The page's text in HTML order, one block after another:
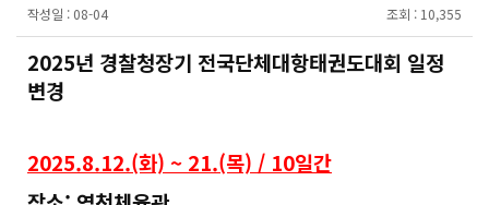
작성일 : 08-04 조회 : 10,355
2025년 경찰청장기 전국단체대항태권도대회 일정
변경
2025.8.12.(화) ~ 21.(목) / 10일간